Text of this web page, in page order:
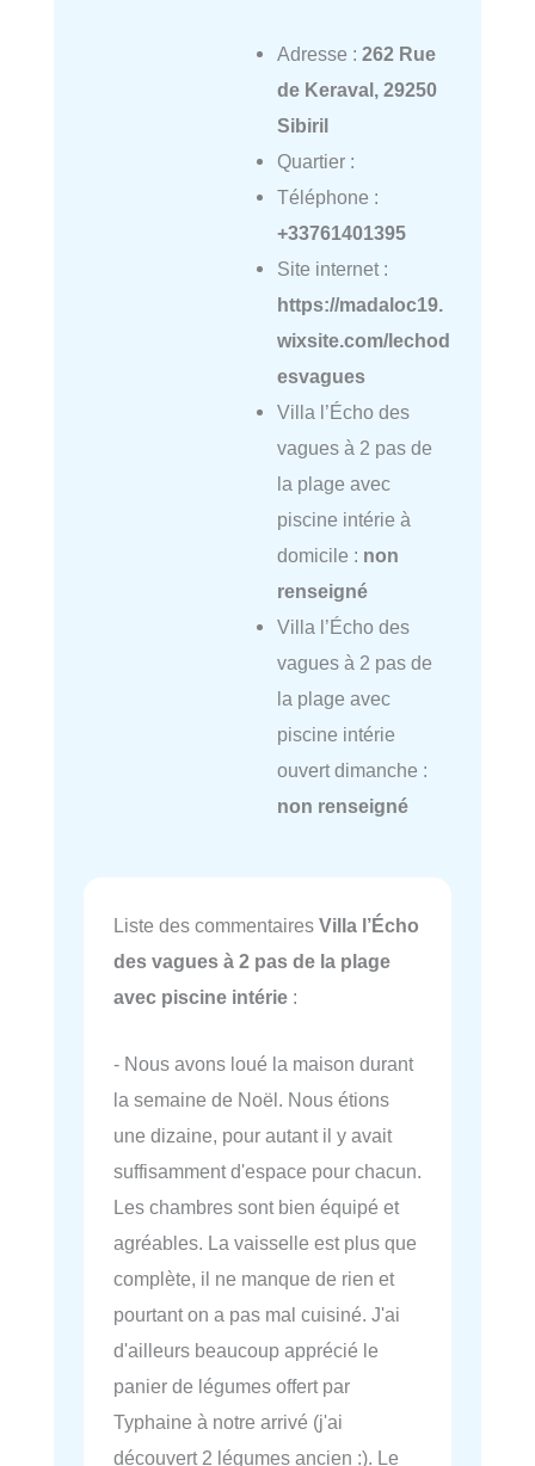
Adresse : 262 Rue
de Keraval, 29250
Sibiril
Quartier :
Téléphone :
+33761401395
Site internet :
https://madaloc19.
wixsite.com/lechod
esvagues
Villa l’Écho des
vagues à 2 pas de
la plage avec
piscine intérie à
domicile : non
renseigné
Villa l’Écho des
vagues à 2 pas de
la plage avec
piscine intérie
ouvert dimanche :
non renseigné
Liste des commentaires Villa l’Écho
des vagues à 2 pas de la plage
avec piscine intérie :
- Nous avons loué la maison durant
la semaine de Noël. Nous étions
une dizaine, pour autant il y avait
suffisamment d'espace pour chacun.
Les chambres sont bien équipé et
agréables. La vaisselle est plus que
complète, il ne manque de rien et
pourtant on a pas mal cuisiné. J'ai
d'ailleurs beaucoup apprécié le
panier de légumes offert par
Typhaine à notre arrivé (j'ai
découvert 2 légumes ancien :). Le